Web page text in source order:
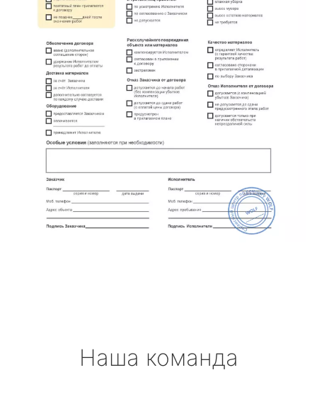
Наша команда